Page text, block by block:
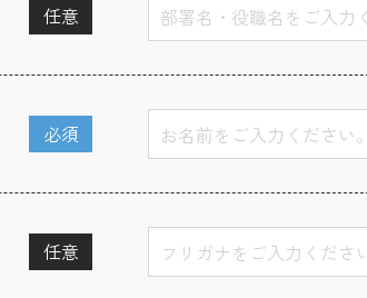
任意
必須
任意